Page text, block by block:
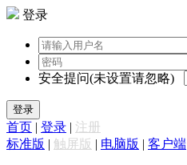
登录
安全提问(未设置请忽略)
登录
首页 | 登录 | 注册
标准版 | 触屏版 | 电脑版 | 客户端